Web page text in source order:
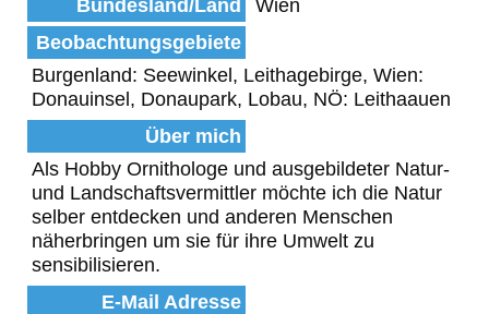
Bundesland/Land
Wien
Beobachtungsgebiete
Burgenland: Seewinkel, Leithagebirge, Wien:
Donauinsel, Donaupark, Lobau, NÖ: Leithaauen
Über mich
Als Hobby Ornithologe und ausgebildeter Natur-
und Landschaftsvermittler möchte ich die Natur
selber entdecken und anderen Menschen
näherbringen um sie für ihre Umwelt zu
sensibilisieren.
E-Mail Adresse